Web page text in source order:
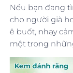
Nếu bạn đang
cho người già
ê buốt, nhạy
một trong